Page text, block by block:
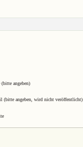
(bitte angeben)
(bitte angeben, wird nicht veröffentlicht)